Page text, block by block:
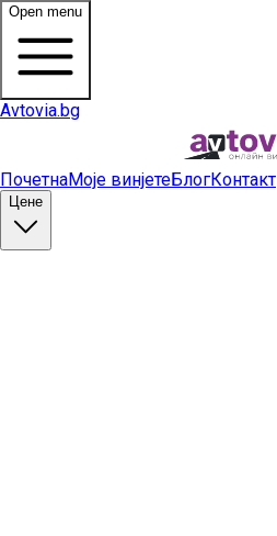
Open menu
Avtovia.bg
ПочетнаМоје винјетеБлогКонтакт
Цене